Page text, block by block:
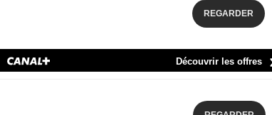
REGARDER
Découvrir les offres